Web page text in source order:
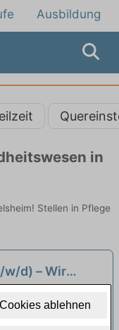
ablehnen
Ausbildung
in
Stellen in Pflege
d) – Wir
Job für Sie!
St. Kilian |